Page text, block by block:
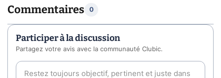
Commentaires 0
Participer à la discussion
Partagez votre avis avec la communauté Clubic.